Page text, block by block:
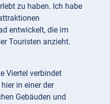
zu haben. Ich habe
entwickelt, die im
Touristen anzieht.
Viertel verbindet
in einer der
Gebäuden und